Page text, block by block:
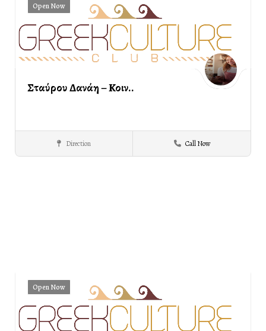
Open Now
Σταύρου Δανάη – Κοιν..
PROMOTIONALDirection Call Now
Open Now